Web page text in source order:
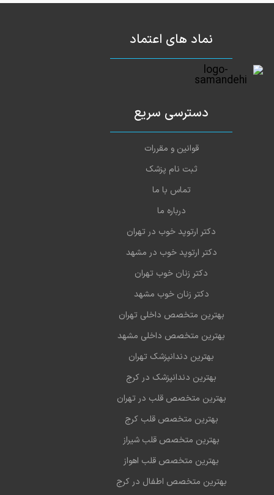
نماد های اعتماد
دسترسی سریع
قوانین و مقررات
ثبت نام پزشک
تماس با ما
درباره ما
دکتر ارتوپد خوب در تهران
دکتر ارتوپد خوب در مشهد
دکتر زنان خوب تهران
دکتر زنان خوب مشهد
بهترین متخصص داخلی تهران
بهترین متخصص داخلی مشهد
بهترین دندانپزشک تهران
بهترین دندانپزشک در کرج
بهترین متخصص قلب در تهران
بهترین متخصص قلب کرج
بهترین متخصص قلب شیراز
بهترین متخصص قلب اهواز
بهترین متخصص اطفال در کرج